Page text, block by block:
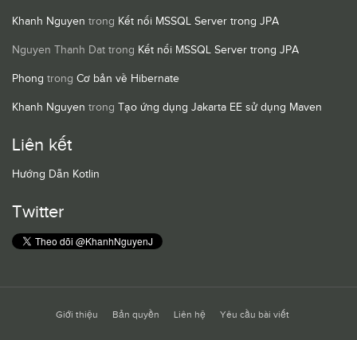
Khanh Nguyen trong Kết nối MSSQL Server trong JPA
Nguyen Thanh Dat trong Kết nối MSSQL Server trong JPA
Phong trong Cơ bản về Hibernate
Khanh Nguyen trong Tạo ứng dụng Jakarta EE sử dụng Maven
Liên kết
Hướng Dẫn Kotlin
Twitter
Giới thiệu Bản quyền Liên hệ Yêu cầu bài viết